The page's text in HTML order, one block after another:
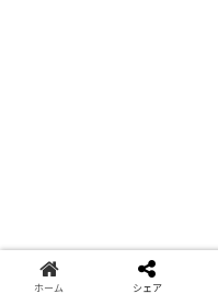
ホーム シェア